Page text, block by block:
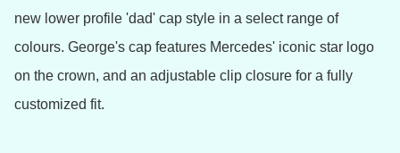
new lower profile 'dad' cap style in a select range of
colours. George's cap features Mercedes' iconic star logo
on the crown, and an adjustable clip closure for a fully
customized fit.